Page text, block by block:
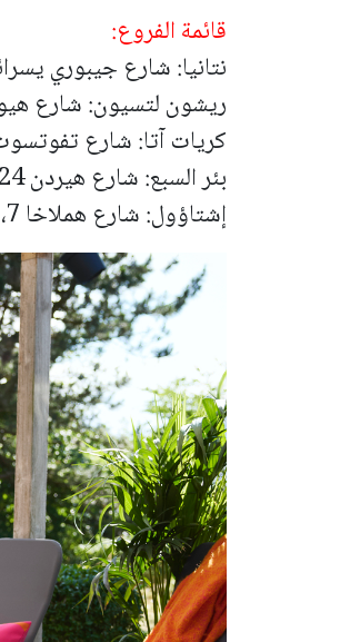
قائمة الفروع:
نتانيا: شارع جيبوري يسرائيل 1، المنطقة
ريشون لتسيون: شارع هيوزما 1، مركز أعمال شورِك،
كريات آتا: شارع تفوتسوت
بئر السبع: شارع هيردن 24.
إشتاؤول: شارع هملاخا 7، المنطقة الصناعية هار طوف.